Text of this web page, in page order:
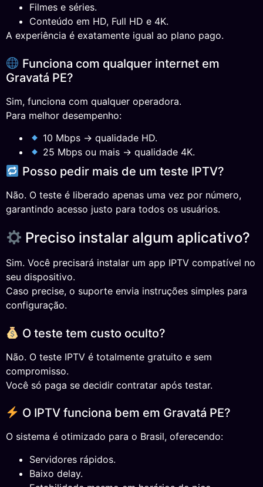
Filmes e séries.
Conteúdo em HD, Full HD e 4K.
A experiência é exatamente igual ao plano pago.
Funciona com qualquer internet em
Gravatá PE?
Sim, funciona com qualquer operadora.
Para melhor desempenho:
10 Mbps → qualidade HD.
25 Mbps ou mais → qualidade 4K.
Posso pedir mais de um teste IPTV?
Não. O teste é liberado apenas uma vez por número,
garantindo acesso justo para todos os usuários.
Preciso instalar algum aplicativo?
Sim. Você precisará instalar um app IPTV compatível no
seu dispositivo.
Caso precise, o suporte envia instruções simples para
configuração.
O teste tem custo oculto?
Não. O teste IPTV é totalmente gratuito e sem
compromisso.
Você só paga se decidir contratar após testar.
O IPTV funciona bem em Gravatá PE?
O sistema é otimizado para o Brasil, oferecendo:
Servidores rápidos.
Baixo delay.